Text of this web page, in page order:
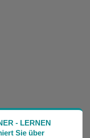
- LERNEN
Sie über